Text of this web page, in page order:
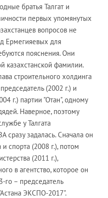
братья Талгат и
первых упомянутых
вопросов не
Ермегияевых для
пояснения. Они
казахстанской фамилии.
строительного холдинга
(2002 г.) и
г.) партии "Отан", одному
Наверное, поэтому
у Талгата
задалась. Сначала он
спорта (2008 г.), потом
(2011 г.),
в агентство, которое он
го – председатель
ЭКСПО-2017".